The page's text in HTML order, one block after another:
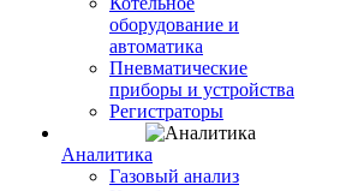
оборудование и
автоматика
Пневматические
приборы и устройства
Регистраторы
Аналитика
Газовый анализ